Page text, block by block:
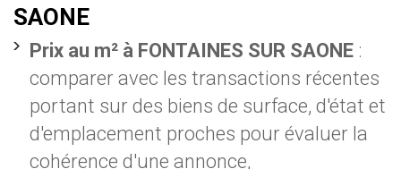
SAONE
Prix au m² à FONTAINES SUR SAONE :
comparer avec les transactions récentes
portant sur des biens de surface, d'état et
d'emplacement proches pour évaluer la
cohérence d'une annonce,